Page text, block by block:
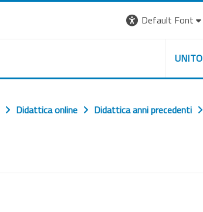
Default Font
UNITO
Didattica online Didattica anni precedenti